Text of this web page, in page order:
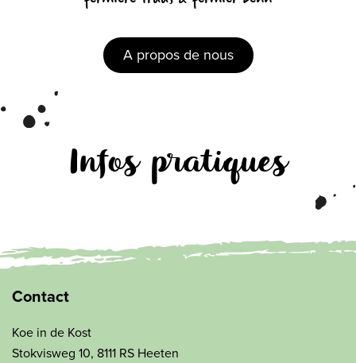
A propos de nous
Infos pratiques
Contact
Koe in de Kost
Stokvisweg 10, 8111 RS Heeten